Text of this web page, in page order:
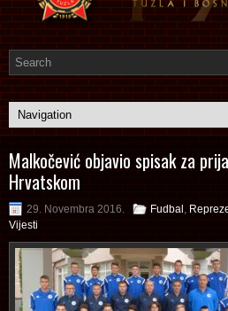
Malkočević objavio spisak za
Hrvatskom
29. Novembra 2016. Fudbal
Vijesti